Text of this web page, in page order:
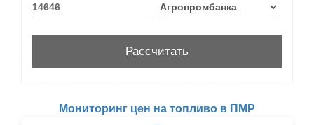
Мониторинг цен на топливо в ПМР